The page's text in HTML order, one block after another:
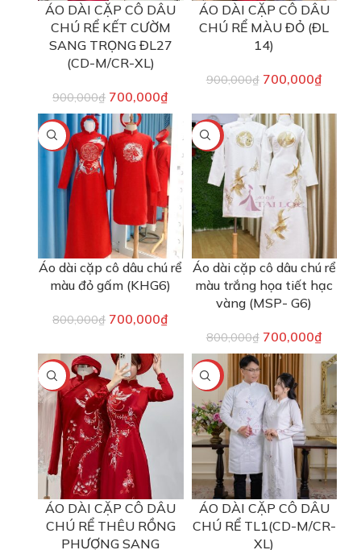
ÁO DÀI CẶP CÔ DÂU
CHÚ RỂ KẾT CƯỜM
SANG TRỌNG ĐL27
(CD-M/CR-XL)
900,000₫ 700,000₫
ÁO DÀI CẶP CÔ DÂU
CHÚ RỂ MÀU ĐỎ (ĐL
14)
900,000₫ 700,000₫
-13%
Áo dài cặp cô dâu chú rể
màu đỏ gấm (KHG6)
800,000₫ 700,000₫
-13%
Áo dài cặp cô dâu chú rể
màu trắng họa tiết hạc
vàng (MSP- G6)
800,000₫ 700,000₫
-22%
ÁO DÀI CẶP CÔ DÂU
CHÚ RỂ THÊU RỒNG
PHƯỢNG SANG
-22%
ÁO DÀI CẶP CÔ DÂU
CHÚ RỂ TL1(CD-M/CR-
XL)